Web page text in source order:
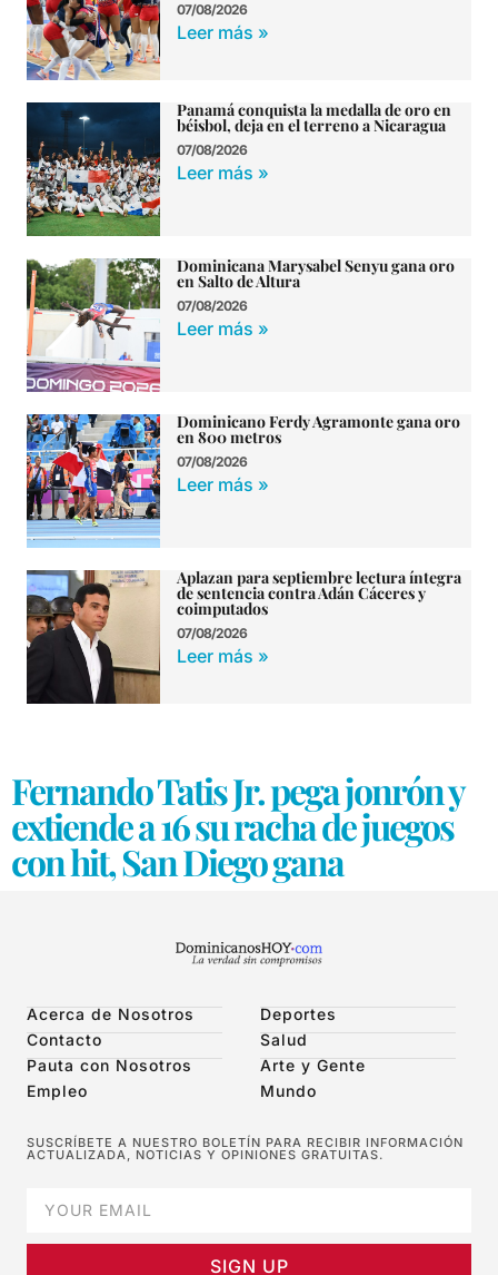
07/08/2026
Leer más »
Panamá conquista la medalla de oro en
béisbol, deja en el terreno a Nicaragua
07/08/2026
Leer más »
Dominicana Marysabel Senyu gana oro
en Salto de Altura
07/08/2026
Leer más »
Dominicano Ferdy Agramonte gana oro
en 800 metros
07/08/2026
Leer más »
Aplazan para septiembre lectura íntegra
de sentencia contra Adán Cáceres y
coimputados
07/08/2026
Leer más »
Fernando Tatis Jr. pega jonrón y
extiende a 16 su racha de juegos
con hit, San Diego gana
Acerca de Nosotros
Contacto
Pauta con Nosotros
Empleo
Deportes
Salud
Arte y Gente
Mundo
SUSCRÍBETE A NUESTRO BOLETÍN PARA RECIBIR INFORMACIÓN
ACTUALIZADA, NOTICIAS Y OPINIONES GRATUITAS.
SIGN UP